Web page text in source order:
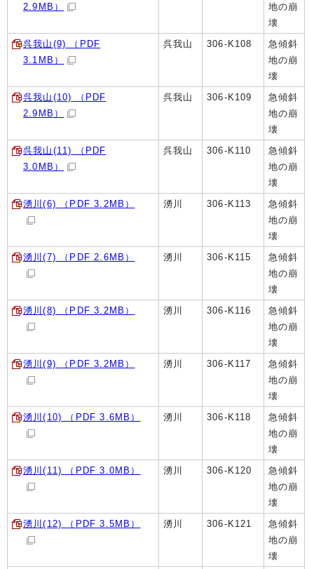
2.9MB）
地の崩
壊
呉我山(9) （PDF
3.1MB）
呉我山 306-K108
急傾斜
地の崩
壊
呉我山(10) （PDF
2.9MB）
呉我山 306-K109
急傾斜
地の崩
壊
呉我山(11) （PDF
3.0MB）
呉我山 306-K110
急傾斜
地の崩
壊
湧川(6) （PDF 3.2MB）
湧川 306-K113
急傾斜
地の崩
壊
湧川(7) （PDF 2.6MB）
湧川 306-K115
急傾斜
地の崩
壊
湧川(8) （PDF 3.2MB）
湧川 306-K116
急傾斜
地の崩
壊
湧川(9) （PDF 3.2MB）
湧川 306-K117
急傾斜
地の崩
壊
湧川(10) （PDF 3.6MB）
湧川 306-K118
急傾斜
地の崩
壊
湧川(11) （PDF 3.0MB）
湧川 306-K120
急傾斜
地の崩
壊
湧川(12) （PDF 3.5MB）
湧川 306-K121
急傾斜
地の崩
壊